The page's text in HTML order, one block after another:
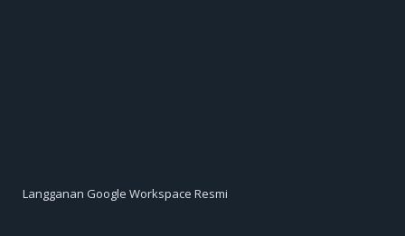
Langganan Google Workspace Resmi